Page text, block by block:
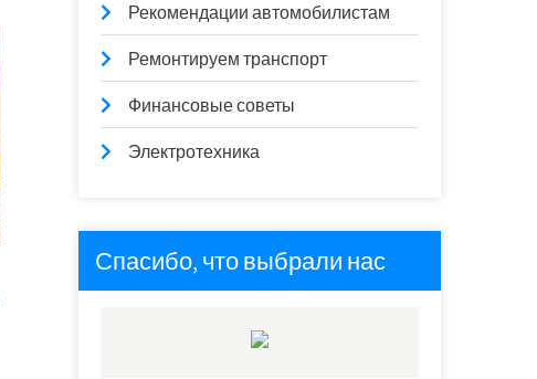
Рекомендации автомобилистам
Ремонтируем транспорт
Финансовые советы
Электротехника
Спасибо, что выбрали нас